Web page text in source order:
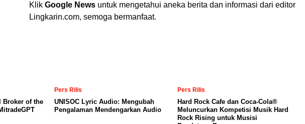
Klik Google News untuk mengetahui aneka berita dan informasi dari editor
Lingkarin.com, semoga bermanfaat.
Broker of the
Pers Rilis
UNISOC Lyric Audio: Mengubah
Pengalaman Mendengarkan Audio
Pers Rilis
Hard Rock Cafe dan Coca-Cola®
Meluncurkan Kompetisi Musik Hard
Rock Rising untuk Musisi